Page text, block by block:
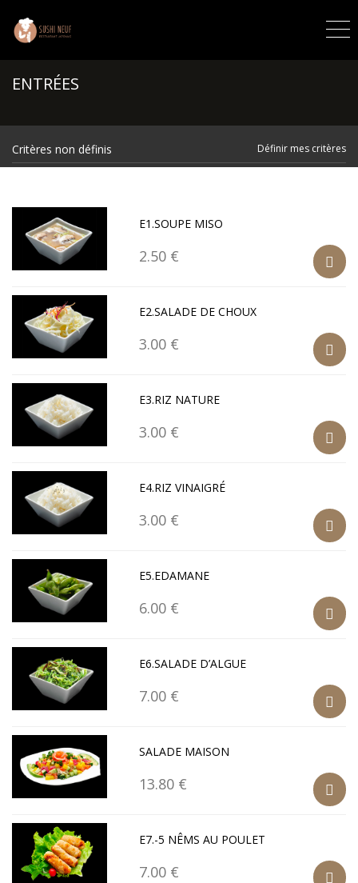
ENTRÉES
Critères non définis Définir mes critères
E1.SOUPE MISO
2.50 €
E2.SALADE DE CHOUX
3.00 €
E3.RIZ NATURE
3.00 €
E4.RIZ VINAIGRÉ
3.00 €
E5.EDAMANE
6.00 €
E6.SALADE D’ALGUE
7.00 €
SALADE MAISON
13.80 €
E7.-5 NÊMS AU POULET
7.00 €